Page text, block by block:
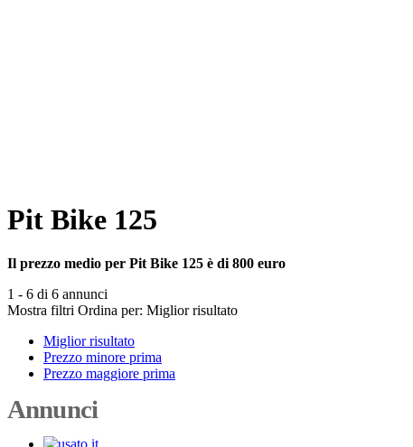
Pit Bike 125
Il prezzo medio per Pit Bike 125 è di 800 euro
1 - 6 di 6 annunci
Mostra filtri Ordina per: Miglior risultato
Miglior risultato
Prezzo minore prima
Prezzo maggiore prima
Annunci